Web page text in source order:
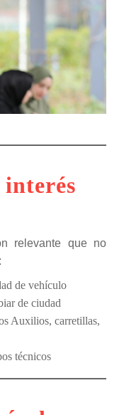
interés
relevante que no
de vehículo
de ciudad
Auxilios, carretillas,
técnicos